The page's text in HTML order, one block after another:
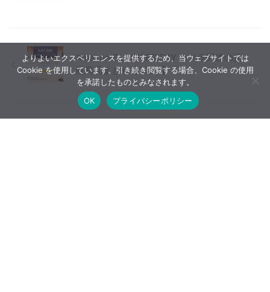
Amazon BLACK FRIDAY カメラ関連の注
目商品まとめ【2023】
よりよいエクスペリエンスを提供するため、当ウェブサイトでは
Cookie を使用しています。引き続き閲覧する場合、Cookie の使用
を承諾したものとみなされます。
OK
プライバシーポリシー